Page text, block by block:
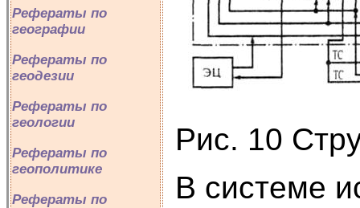
Рефераты по
географии
Рефераты по
геодезии
Рефераты по
геологии
Рефераты по
геополитике
Рефераты по
Рис. 10
В системе